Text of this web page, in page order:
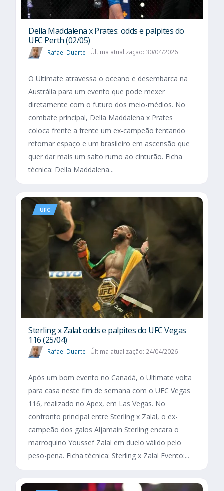
Della Maddalena x Prates: odds e palpites do
UFC Perth (02/05)
Rafael Duarte Última atualização: 30/04/2026
O Ultimate atravessa o oceano e desembarca na
Austrália para um evento que pode mexer
diretamente com o futuro dos meio-médios. No
combate principal, Della Maddalena x Prates
coloca frente a frente um ex-campeão tentando
retomar espaço e um brasileiro em ascensão que
quer dar mais um salto rumo ao cinturão. Ficha
técnica: Della Maddalena...
UFC
Sterling x Zalal: odds e palpites do UFC Vegas
116 (25/04)
Rafael Duarte Última atualização: 24/04/2026
Após um bom evento no Canadá, o Ultimate volta
para casa neste fim de semana com o UFC Vegas
116, realizado no Apex, em Las Vegas. No
confronto principal entre Sterling x Zalal, o ex-
campeão dos galos Aljamain Sterling encara o
marroquino Youssef Zalal em duelo válido pelo
peso-pena. Ficha técnica: Sterling x Zalal Evento:...